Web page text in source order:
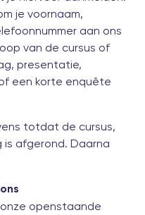
je voornaam,
aan ons
van de cursus of
presentatie,
een korte enquête
totdat de cursus,
afgerond. Daarna
openstaande